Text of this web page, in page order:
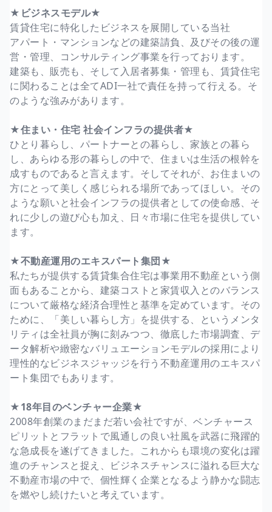
★ビジネスモデル★
賃貸住宅に特化したビジネスを展開している当社
アパート・マンションなどの建築請負、及びその後の運
営・管理、コンサルティング事業を行っております。
建築も、販売も、そして入居者募集・管理も、賃貸住宅
に関わることは全てADI一社で責任を持って行える。そ
のような強みがあります。
★住まい・住宅 社会インフラの提供者★
ひとり暮らし、パートナーとの暮らし、家族との暮ら
し、あらゆる形の暮らしの中で、住まいは生活の根幹を
成すものであると言えます。そしてそれが、お住まいの
方にとって美しく感じられる場所であってほしい。その
ような願いと社会インフラの提供者としての使命感、そ
れに少しの遊び心も加え、日々市場に住宅を提供してい
ます。
★不動産運用のエキスパート集団★
私たちが提供する賃貸集合住宅は事業用不動産という側
面もあることから、建築コストと家賃収入とのバランス
について厳格な経済合理性と基準を定めています。その
ために、「美しい暮らし方」を提供する、というメンタ
リティは全社員が胸に刻みつつ、徹底した市場調査、デ
ータ解析や緻密なバリュエーションモデルの採用により
理性的なビジネスジャッジを行う不動産運用のエキスパ
ート集団でもあります。
★18年目のベンチャー企業★
2008年創業のまだまだ若い会社ですが、ベンチャース
ピリットとフラットで風通しの良い社風を武器に飛躍的
な急成長を遂げてきました。これからも環境の変化は躍
進のチャンスと捉え、ビジネスチャンスに溢れる巨大な
不動産市場の中で、個性輝く企業となるよう静かな闘志
を燃やし続けたいと考えています。